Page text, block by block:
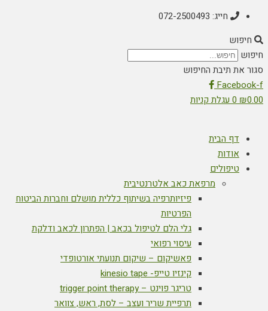
חייג: 072-2500493
חיפוש
חיפוש
סגור את תיבת החיפוש
Facebook-f
₪0.00
0 עגלת קניות
דף הבית
אודות
טיפולים
מרפאת כאב אלטרנטיבית
פיזיותרפיה בשיתוף כללית מושלם וחברות הביטוח
הפרטיות
גלי הלם לטיפול בכאב | הפתרון לכאב ודלקת
עיסוי רפואי
פאשיקום – שיקום תנועתי אורטופדי
קינזיו טייפ- kinesio tape
טריגר פוינט – trigger point therapy
תרפיית שריר ועצב – לסת, ראש, צוואר